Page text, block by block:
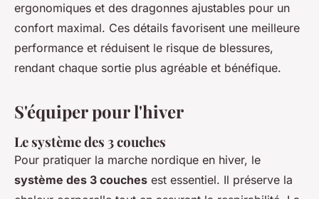
ergonomiques et des dragonnes ajustables pour un
confort maximal. Ces détails favorisent une meilleure
performance et réduisent le risque de blessures,
rendant chaque sortie plus agréable et bénéfique.
S'équiper pour l'hiver
Le système des 3 couches
Pour pratiquer la marche nordique en hiver, le
système des 3 couches est essentiel. Il préserve la